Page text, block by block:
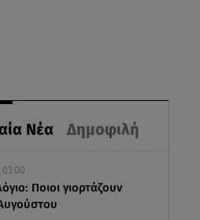
Νέα Δημοφιλή
03:00
Ποιοι γιορτάζουν